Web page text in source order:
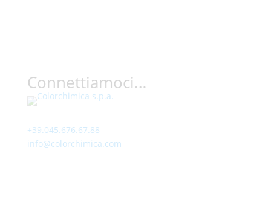
Connettiamoci…
+39.045.676.67.88
info@colorchimica.com